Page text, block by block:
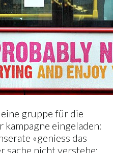
gruppe für die
kampagne eingeladen:
«geniess das
sache nicht verstehe: